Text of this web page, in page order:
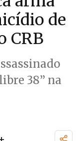
de
CRB
38” na